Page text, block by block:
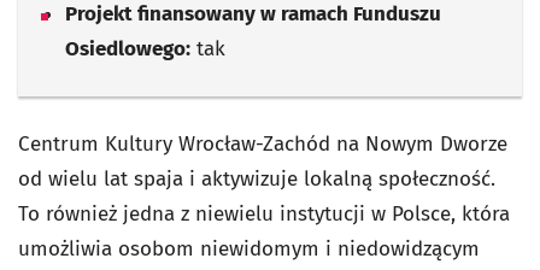
Projekt finansowany w ramach Funduszu
Osiedlowego: tak
Centrum Kultury Wrocław-Zachód na Nowym Dworze
od wielu lat spaja i aktywizuje lokalną społeczność.
To również jedna z niewielu instytucji w Polsce, która
umożliwia osobom niewidomym i niedowidzącym